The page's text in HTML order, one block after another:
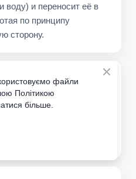
воду) и переносит её в
по принципу
сторону.
газового
работа без
и возможность
файли
Політикою
більше.